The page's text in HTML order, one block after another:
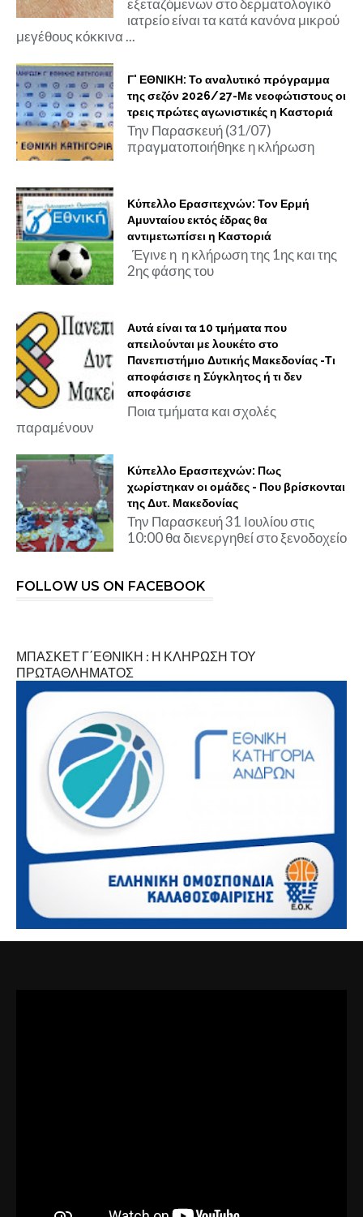
ιατρείο είναι τα κατά κανόνα μικρού
μεγέθους κόκκινα ...
Γ' ΕΘΝΙΚΗ: Το αναλυτικό πρόγραμμα
της σεζόν 2026/27-Με νεοφώτιστους οι
τρεις πρώτες αγωνιστικές η Καστοριά
Την Παρασκευή (31/07)
πραγματοποιήθηκε η κλήρωση
Κύπελλο Ερασιτεχνών: Τον Ερμή
Αμυνταίου εκτός έδρας θα
αντιμετωπίσει η Καστοριά
Έγινε η η κλήρωση της 1ης και της
2ης φάσης του
Αυτά είναι τα 10 τμήματα που
απειλούνται με λουκέτο στο
Πανεπιστήμιο Δυτικής Μακεδονίας -Τι
αποφάσισε η Σύγκλητος ή τι δεν
αποφάσισε
Ποια τμήματα και σχολές
παραμένουν
Κύπελλο Ερασιτεχνών: Πως
χωρίστηκαν οι ομάδες - Που βρίσκονται
της Δυτ. Μακεδονίας
Την Παρασκευή 31 Ιουλίου στις
10:00 θα διενεργηθεί στο ξενοδοχείο
FOLLOW US ON FACEBOOK
ΜΠΑΣΚΕΤ Γ΄ΕΘΝΙΚΗ : Η ΚΛΗΡΩΣΗ ΤΟΥ
ΠΡΩΤΑΘΛΗΜΑΤΟΣ